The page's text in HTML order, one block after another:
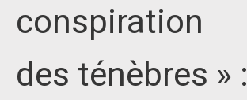
conspiration
des ténèbres » :